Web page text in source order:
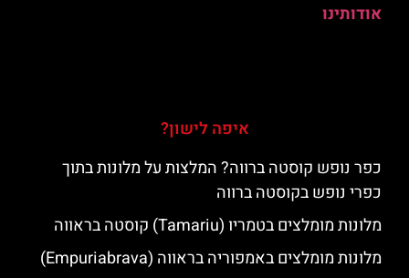
אודותינו
איפה לישון?
כפר נופש קוסטה ברווה? המלצות על מלונות בתוך
כפרי נופש בקוסטה ברווה
מלונות מומלצים בטמריו (Tamariu) קוסטה בראווה
מלונות מומלצים באמפוריה בראווה (Empuriabrava)